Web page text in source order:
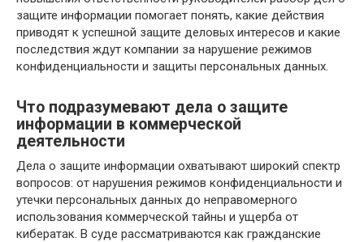
защите информации помогает понять, какие действия
приводят к успешной защите деловых интересов и какие
последствия ждут компании за нарушение режимов
конфиденциальности и защиты персональных данных.
Что подразумевают дела о защите
информации в коммерческой
деятельности
Дела о защите информации охватывают широкий спектр
вопросов: от нарушения режимов конфиденциальности и
утечки персональных данных до неправомерного
использования коммерческой тайны и ущерба от
кибератак. В суде рассматриваются как гражданские